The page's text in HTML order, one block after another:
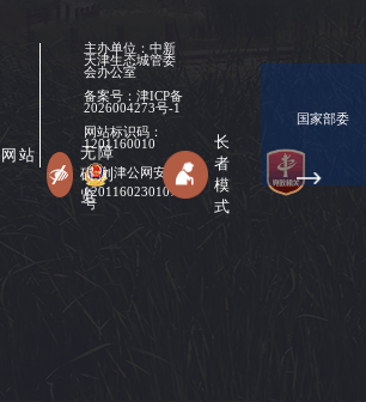
主办单位：中新
天津生态城管委
会办公室
备案号： 津ICP备
2026004273号-1
网站标识码：
1201160010
津公网安备
12011602301078
号
网站
无障
碍浏
览
长
者
模
式
国家部委